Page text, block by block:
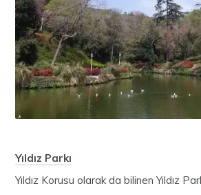
Yıldız Parkı
Yıldız Korusu olarak da bilinen Yıldız